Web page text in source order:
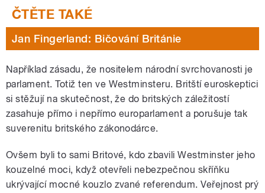
Jan Fingerland: Bičování Británie
Například zásadu, že nositelem národní svrchovanosti je
parlament. Totiž ten ve Westminsteru. Britští euroskeptici
si stěžují na skutečnost, že do britských záležitostí
zasahuje přímo i nepřímo europarlament a porušuje tak
suverenitu britského zákonodárce.
Ovšem byli to sami Britové, kdo zbavili Westminster jeho
kouzelné moci, když otevřeli nebezpečnou skříňku
ukrývající mocné kouzlo zvané referendum. Veřejnost prý